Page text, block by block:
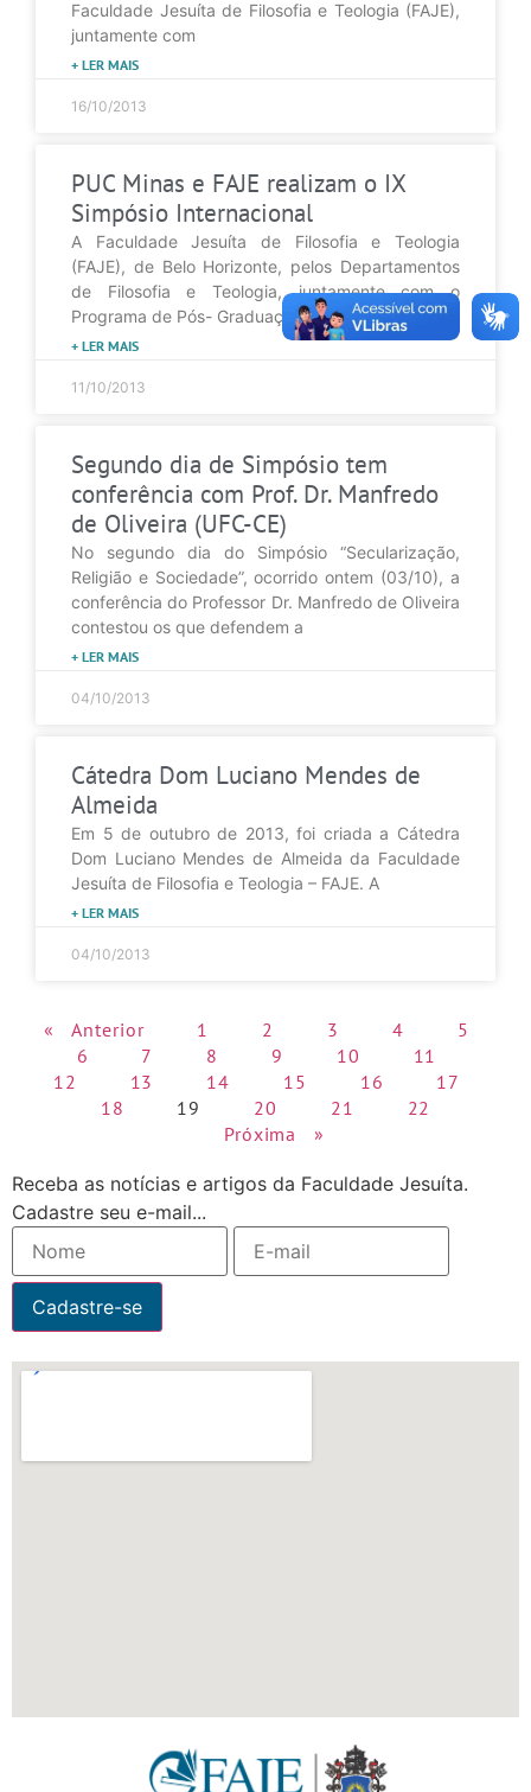
Faculdade Jesuíta de Filosofia e Teologia (FAJE),
juntamente com
+ LER MAIS
16/10/2013
PUC Minas e FAJE realizam o IX
Simpósio Internacional
A Faculdade Jesuíta de Filosofia e Teologia
(FAJE), de Belo Horizonte, pelos Departamentos
de Filosofia e Teologia, juntamente com o
Programa de Pós- Graduação em
+ LER MAIS
11/10/2013
Segundo dia de Simpósio tem
conferência com Prof. Dr. Manfredo
de Oliveira (UFC-CE)
No segundo dia do Simpósio “Secularização,
Religião e Sociedade”, ocorrido ontem (03/10), a
conferência do Professor Dr. Manfredo de Oliveira
contestou os que defendem a
+ LER MAIS
04/10/2013
Cátedra Dom Luciano Mendes de
Almeida
Em 5 de outubro de 2013, foi criada a Cátedra
Dom Luciano Mendes de Almeida da Faculdade
Jesuíta de Filosofia e Teologia – FAJE. A
+ LER MAIS
04/10/2013
« Anterior 1 2 3 4
5
6
7 8 9 10
11
12
13 14 15 16
17
18
19 20 21
22
Próxima »
Receba as notícias e artigos da Faculdade Jesuíta.
Cadastre seu e-mail...